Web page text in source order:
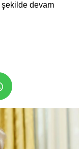
şekilde devam